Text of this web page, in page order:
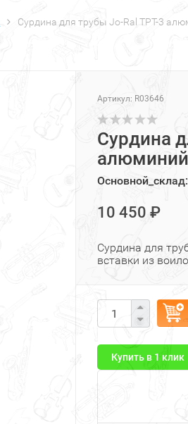
Сурдина для трубы Jo-Ral TPT-3
Артикул: R03646
Сурдина
алюминий
Основной_склад:
10 450 ₽
Сурдина для
вставки из
Купить в 1 клик